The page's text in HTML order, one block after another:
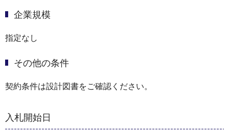
企業規模
指定なし
その他の条件
契約条件は設計図書をご確認ください。
入札開始日